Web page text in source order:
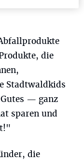
die
Stadtwaldkids
— ganz
sparen und
die